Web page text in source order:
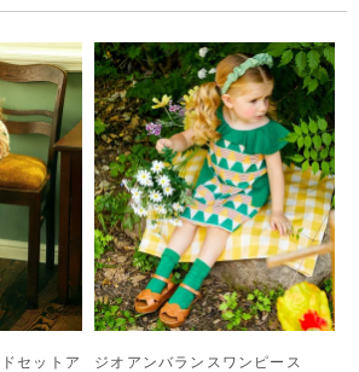
セットア
ジオアンバランスワンピース